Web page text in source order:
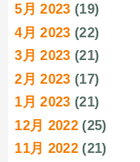
5月 2023 (19)
4月 2023 (22)
3月 2023 (21)
2月 2023 (17)
1月 2023 (21)
12月 2022 (25)
11月 2022 (21)